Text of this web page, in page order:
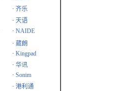
· 齐乐
· 天语
· NAIDE
· 葳朗
· Kingpad
· 华讯
· Sonim
· 港利通